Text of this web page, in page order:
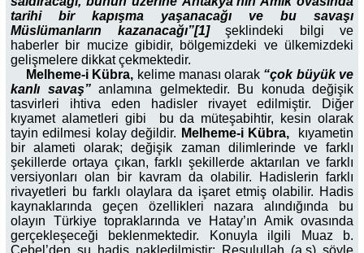
tarihi bir kapışma yaşanacağı ve bu savaşı
Müslümanların kazanacağı”[1] şeklindeki bilgi ve
haberler bir mucize gibidir, bölgemizdeki ve ülkemizdeki
gelişmelere dikkat çekmektedir.
Melheme-i Kübra, kelime manası olarak “çok büyük ve
kanlı savaş”anlamına gelmektedir. Bu konuda değişik
tasvirleri ihtiva eden hadisler rivayet edilmiştir. Diğer
kıyamet alametleri gibi bu da müteşabihtir, kesin olarak
tayin edilmesi kolay değildir. Melheme-i Kübra,
kıyametin
bir alameti olarak; değişik zaman dilimlerinde ve farklı
şekillerde ortaya çıkan, farklı şekillerde aktarılan ve farklı
versiyonları olan bir kavram da olabilir. Hadislerin farklı
rivayetleri bu farklı olaylara da işaret etmiş olabilir. Hadis
kaynaklarında geçen özellikleri nazara alındığında bu
olayın Türkiye topraklarında ve Hatay’ın Amik ovasında
gerçekleşeceği beklenmektedir. Konuyla ilgili Muaz b.